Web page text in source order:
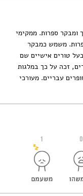
סופר, עורך ומבקר ספרות. ממקימי
משמש כמבקר
טורים אישיים שם
וספרות ילדים. כתב עד כה 11 ספרים, זכה על כך במלגות
עבריים. מעורכי
1 0